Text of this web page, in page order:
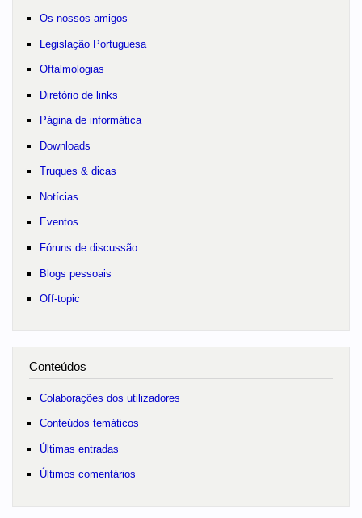
Os nossos amigos
Legislação Portuguesa
Oftalmologias
Diretório de links
Página de informática
Downloads
Truques & dicas
Notícias
Eventos
Fóruns de discussão
Blogs pessoais
Off-topic
Conteúdos
Colaborações dos utilizadores
Conteúdos temáticos
Últimas entradas
Últimos comentários